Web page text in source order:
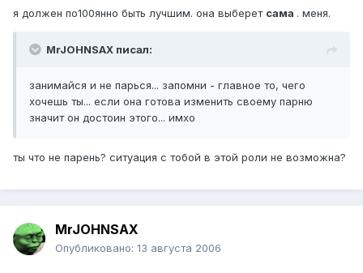
я должен по100янно быть лучшим. она выберет сама . меня.
MrJOHNSAX писал:
занимайся и не парься... запомни - главное то, чего
хочешь ты... если она готова изменить своему парню
значит он достоин этого... имхо
ты что не парень? ситуация с тобой в этой роли не возможна?
MrJOHNSAX
Опубликовано: 13 августа 2006